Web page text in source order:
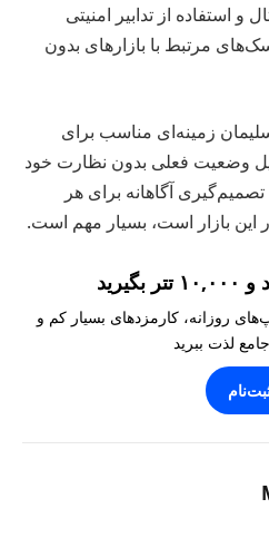
و استفاده از تدابیر امنیتی
مرتبط با بازارهای بدون
زمینه‌ای مناسب برای
وضعیت فعلی بدون نظارت خود
آگاهانه برای هر
بازار است، بسیار مهم است.
روزانه، کارمزدهای بسیار کم و
لذت ببرید